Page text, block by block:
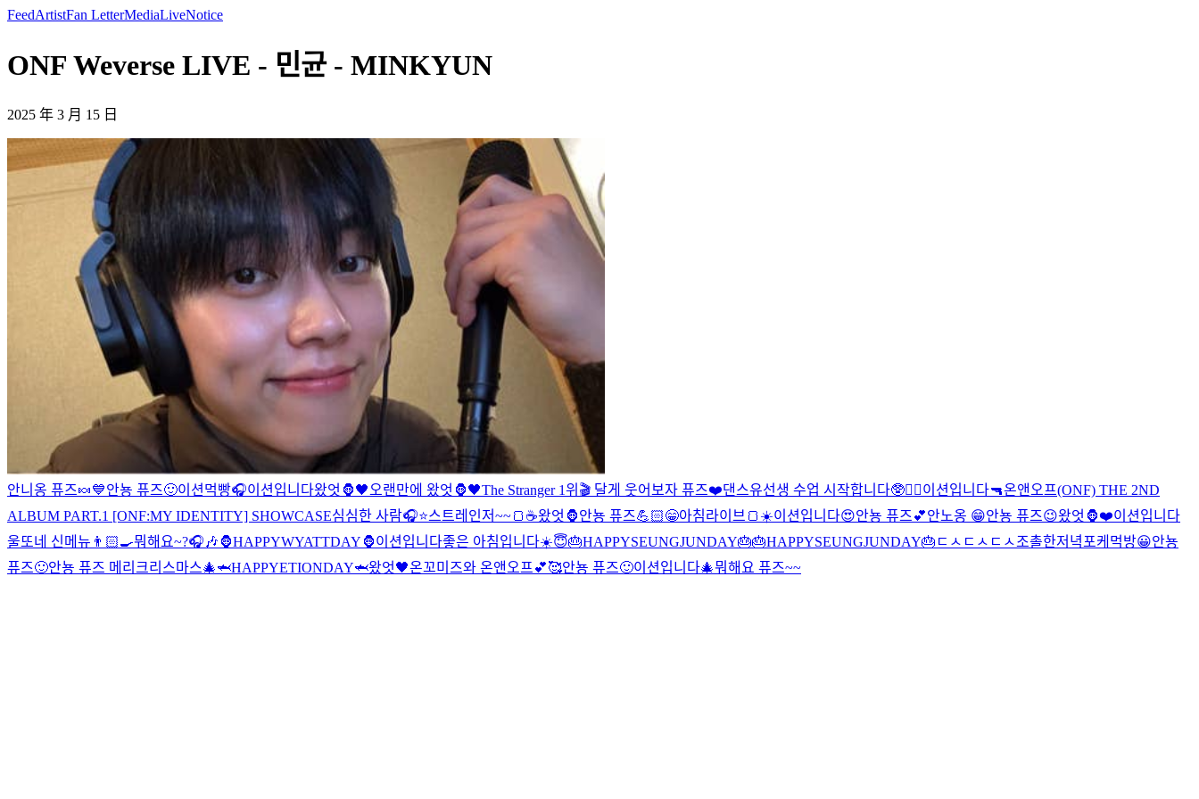
FeedArtistFan LetterMediaLiveNotice
ONF Weverse LIVE - 민균 - MINKYUN
2025 年 3 月 15 日
안니옹 퓨즈🍬💙안뇽 퓨즈🙂이션먹빵🎧이션입니다왔엇🦍🖤 오랜만에 왔엇🦍🖤The Stranger 1위🎬 달게 웃어보자 퓨즈❤️댄스유선생 수업 시작합니다🥸❤️‍🔥이션입니다🔫온앤오프(ONF) THE 2ND
ALBUM PART.1 [ONF:MY IDENTITY] SHOWCASE심심한 사람🎧⭐️스트레인저~~🍞☕️왔엇🦍안뇽 퓨즈💪🏻😁아침라이브🍞☀️이션입니다😍안뇽 퓨즈💕안노옹 😁안뇽 퓨즈😉왔엇🦍❤️이션입니다
울또네 신메뉴👨🏻‍🍳뭐해요~?🎧🎶 🦍HAPPYWYATTDAY🦍이션입니다좋은 아침입니다☀️😇🎂HAPPYSEUNGJUNDAY🎂🎂HAPPYSEUNGJUNDAY🎂 ㄷㅅㄷㅅ ㄷㅅ조촐한저녁포케먹방😀안뇽
퓨즈🙂안뇽 퓨즈 메리크리스마스🎄🦈HAPPYETIONDAY🦈왔엇🖤온꼬미즈와 온앤오프💕🥰안뇽 퓨즈🙂이션입니다🎄뭐해요 퓨즈~~